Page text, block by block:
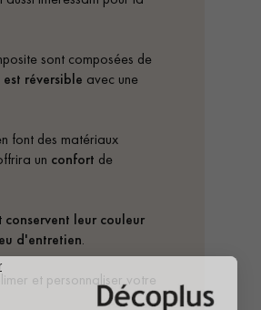
sont composées de
réversible avec une
font des matériaux
un confort de
conservent leur couleur
d'entretien.
et personnaliser votre